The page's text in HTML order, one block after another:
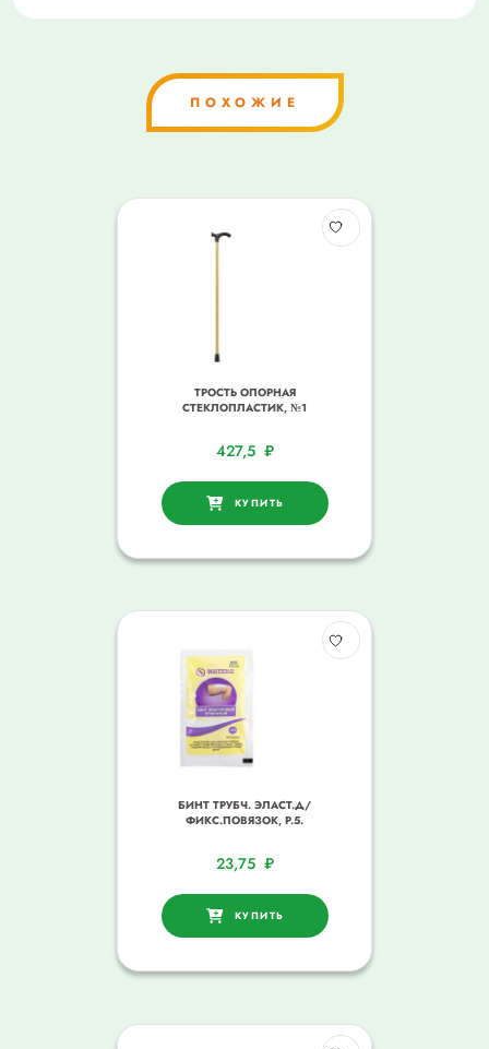
ПОХОЖИЕ
ТРОСТЬ ОПОРНАЯ
СТЕКЛОПЛАСТИК, №1
427,5 ₽
КУПИТЬ
БИНТ ТРУБЧ. ЭЛАСТ.Д/
ФИКС.ПОВЯЗОК, Р.5.
23,75 ₽
КУПИТЬ